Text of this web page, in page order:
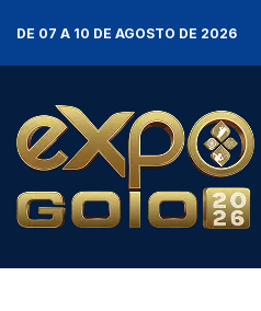
DE 07 A 10 DE AGOSTO DE 2026